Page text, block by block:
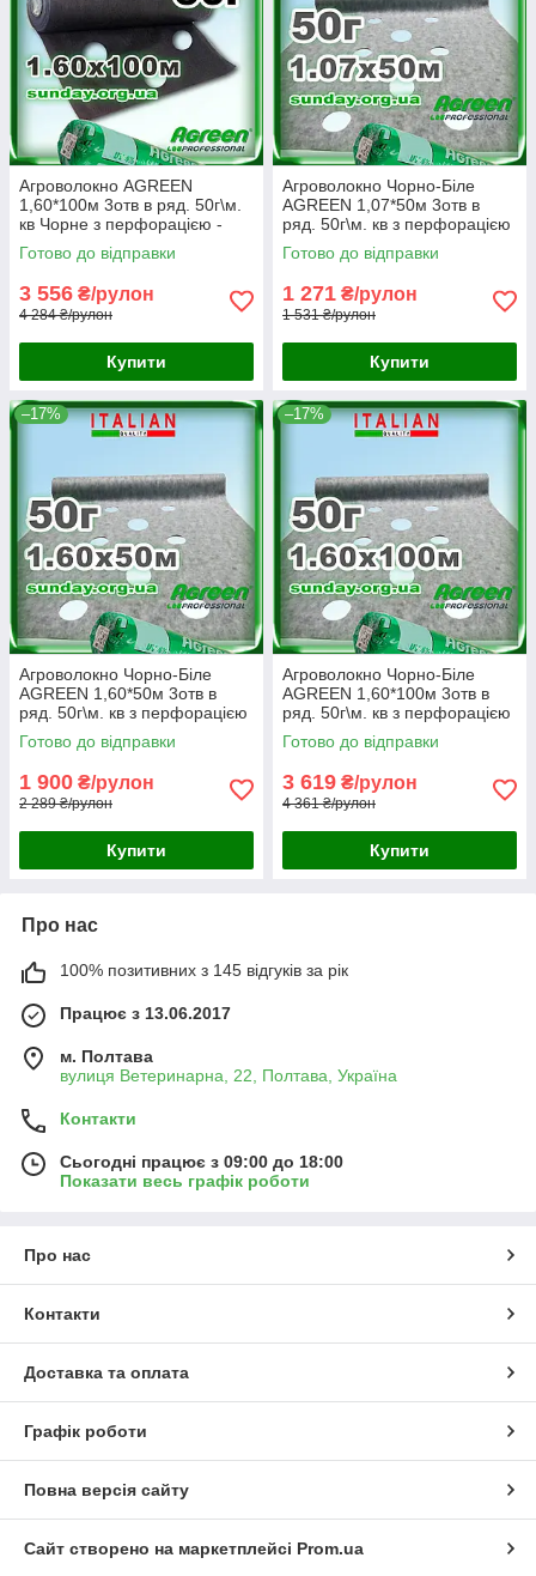
Агроволокно AGREEN
1,60*100м 3отв в ряд. 50г\м.
кв Чорне з перфорацією -
4сезона
Готово до відправки
3 556 ₴/рулон
4 284 ₴/рулон
Купити
Агроволокно Чорно-Біле
AGREEN 1,07*50м 3отв в
ряд. 50г\м. кв з перфорацією
- 4сезона
Готово до відправки
1 271 ₴/рулон
1 531 ₴/рулон
Купити
–17%
Агроволокно Чорно-Біле
AGREEN 1,60*50м 3отв в
ряд. 50г\м. кв з перфорацією
- 4сезона
Готово до відправки
1 900 ₴/рулон
2 289 ₴/рулон
Купити
–17%
Агроволокно Чорно-Біле
AGREEN 1,60*100м 3отв в
ряд. 50г\м. кв з перфорацією
- 4сезона
Готово до відправки
3 619 ₴/рулон
4 361 ₴/рулон
Купити
Про нас
100% позитивних з 145 відгуків за рік
Працює з 13.06.2017
м. Полтава
вулиця Ветеринарна, 22, Полтава, Україна
Контакти
Сьогодні працює з 09:00 до 18:00
Показати весь графік роботи
Про нас
Контакти
Доставка та оплата
Графік роботи
Повна версія сайту
Сайт створено на маркетплейсі Prom.ua